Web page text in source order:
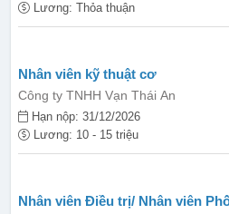
Lương: Thỏa thuận
Nhân viên kỹ thuật cơ
Công ty TNHH Vạn Thái An
Hạn nộp: 31/12/2026
Lương: 10 - 15 triệu
Nhân viên Điều trị/ Nhân viên